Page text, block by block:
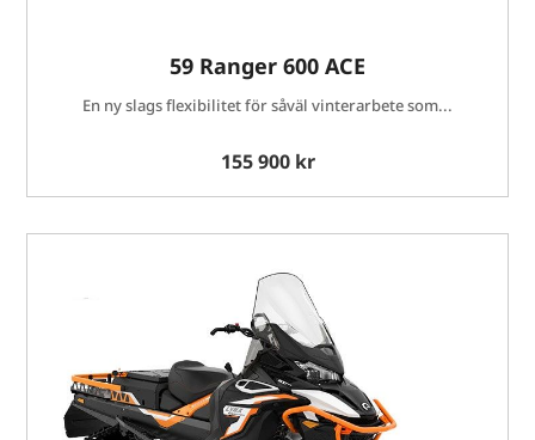
59 Ranger 600 ACE
En ny slags flexibilitet för såväl vinterarbete som...
155 900 kr